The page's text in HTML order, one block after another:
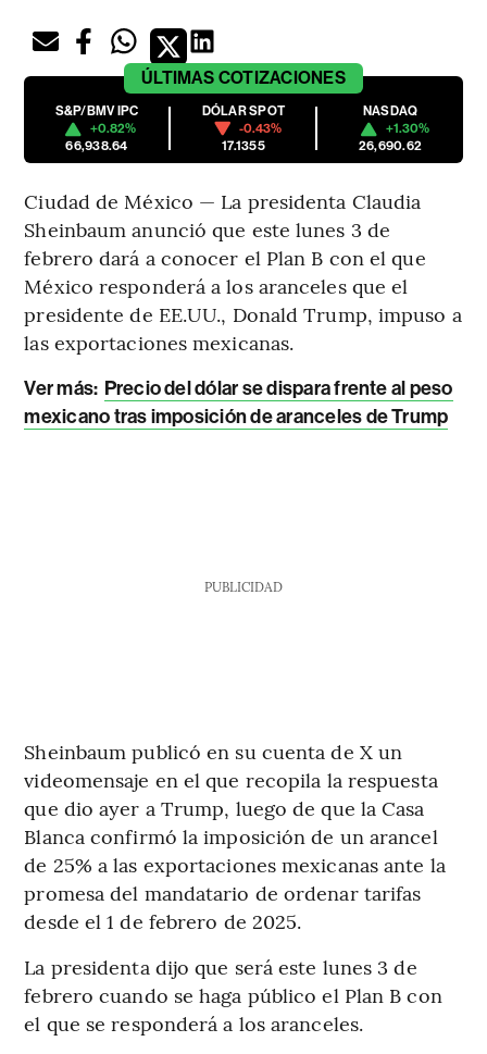
ÚLTIMAS COTIZACIONES
S&P/BMV IPC
+0.82%
66,938.64
DÓLAR SPOT
-0.43%
17.1355
NASDAQ
+1.30%
26,690.62
Ciudad de México — La presidenta Claudia
Sheinbaum anunció que este lunes 3 de
febrero dará a conocer el Plan B con el que
México responderá a los aranceles que el
presidente de EE.UU., Donald Trump, impuso a
las exportaciones mexicanas.
Ver más: Precio del dólar se dispara frente al peso
mexicano tras imposición de aranceles de Trump
PUBLICIDAD
Sheinbaum publicó en su cuenta de X un
videomensaje en el que recopila la respuesta
que dio ayer a Trump, luego de que la Casa
Blanca confirmó la imposición de un arancel
de 25% a las exportaciones mexicanas ante la
promesa del mandatario de ordenar tarifas
desde el 1 de febrero de 2025.
La presidenta dijo que será este lunes 3 de
febrero cuando se haga público el Plan B con
el que se responderá a los aranceles.